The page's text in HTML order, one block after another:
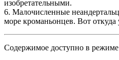
изобретательными.
6. Малочисленные
море кроманьонцев. Вот откуда
Содержимое доступно в режиме